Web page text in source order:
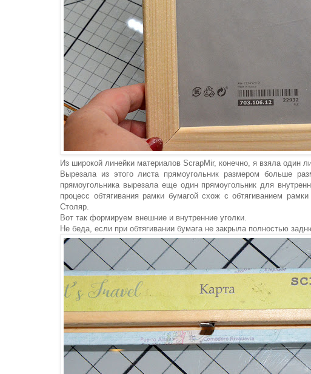
Из широкой линейки материалов ScrapMir, конечно, я взяла один
Вырезала из этого листа прямоугольник размером больше
прямоугольника вырезала еще один прямоугольник для
процесс обтягивания рамки бумагой схож с обтягиванием
Столяр.
Вот так формируем внешние и внутренние уголки.
Не беда, если при обтягивании бумага не закрыла полностью